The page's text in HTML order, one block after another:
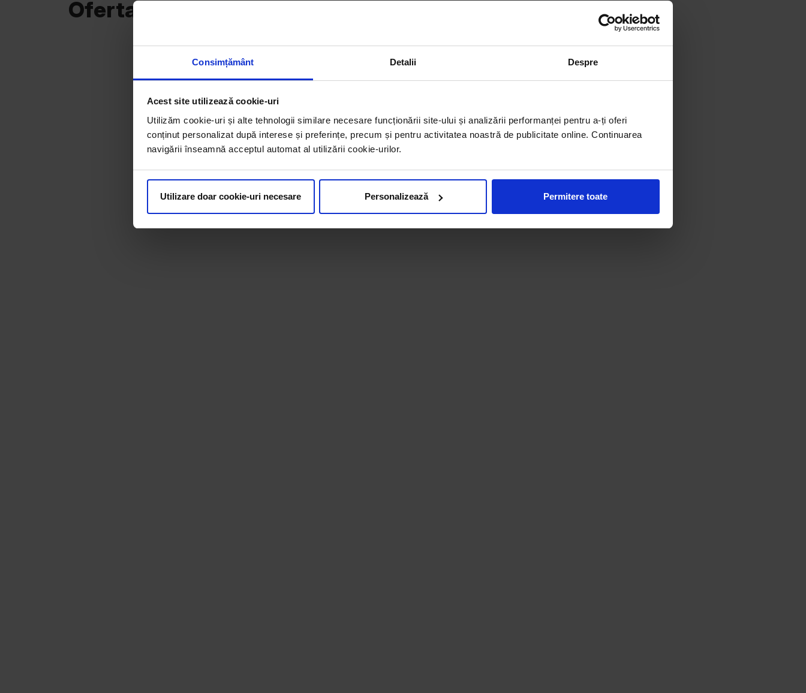
Consimțământ Detalii Despre
Acest site utilizează cookie-uri
Utilizăm cookie-uri și alte tehnologii similare necesare funcționării site-ului și analizării performanței pentru a-ți oferi
conținut personalizat după interese și preferințe, precum și pentru activitatea noastră de publicitate online. Continuarea
navigării înseamnă acceptul automat al utilizării cookie-urilor.
Utilizare doar cookie-uri necesare Personalizează Permitere toate
Oferta curentă